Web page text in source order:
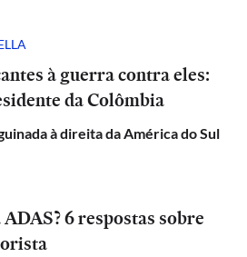
à guerra contra eles:
da Colômbia
à direita da América do Sul
6 respostas sobre